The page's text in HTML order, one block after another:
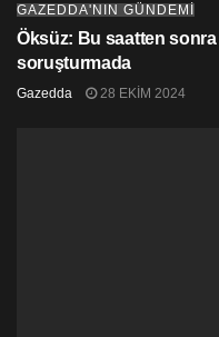
GAZEDDA'NIN GÜNDEMİ
Öksüz: Bu saatten sonra
soruşturmada
Gazedda 28 EKIM 2024